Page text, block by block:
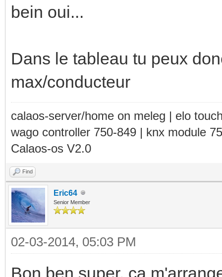
bein oui...
Dans le tableau tu peux
max/conducteur
calaos-server/home on meleg | elo
wago controller 750-849 | knx module
Calaos-os V2.0
Find
Eric64
Senior Member
02-03-2014, 05:03 PM
Bon ben super, ca